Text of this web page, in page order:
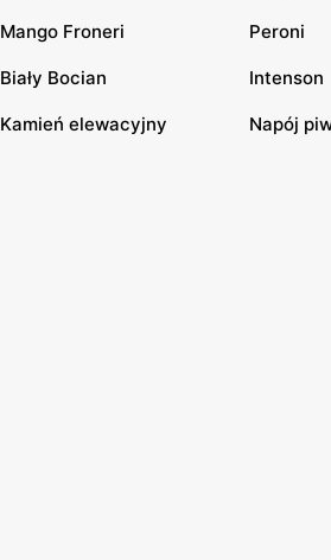
Mango Froneri Peroni
Biały Bocian Intenson
Kamień elewacyjny Napój